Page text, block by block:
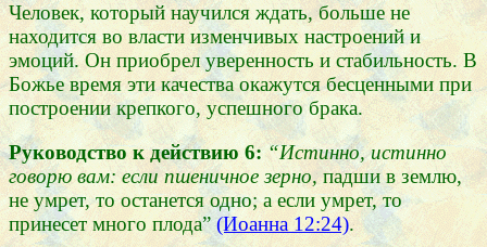
Человек, который научился ждать, больше не
находится во власти изменчивых настроений и
эмоций. Он приобрел уверенность и стабильность. В
Божье время эти качества окажутся бесценными при
построении крепкого, успешного брака.
Руководство к действию 6: “Истинно, истинно
говорю вам: если пшеничное зерно,падши в землю,
не умрет, то останется одно; а если умрет, то
принесет много плода”(Иоанна 12:24).